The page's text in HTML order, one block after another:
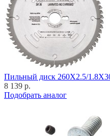
Пильный диск 260X2.5/
8 139 р.
Подобрать аналог